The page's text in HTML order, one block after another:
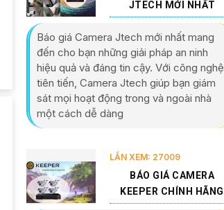
JTECH MỚI NHẤT
Báo giá Camera Jtech mới nhất mang
đến cho bạn những giải pháp an ninh
hiệu quả và đáng tin cậy. Với công nghệ
tiên tiến, Camera Jtech giúp bạn giám
sát mọi hoạt động trong và ngoài nhà
một cách dễ dàng
LẦN XEM: 27009
BÁO GIÁ CAMERA
KEEPER CHÍNH HÃNG